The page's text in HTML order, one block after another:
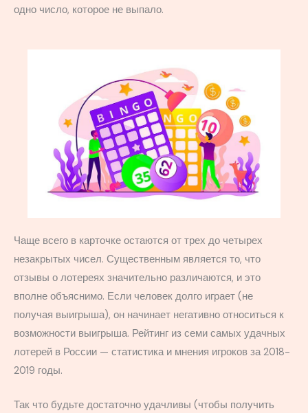
одно число, которое не выпало.
Чаще всего в карточке остаются от трех до четырех
незакрытых чисел. Существенным является то, что
отзывы о лотереях значительно различаются, и это
вполне объяснимо. Если человек долго играет (не
получая выигрыша), он начинает негативно относиться к
возможности выигрыша. Рейтинг из семи самых удачных
лотерей в России — статистика и мнения игроков за 2018-
2019 годы.
Так что будьте достаточно удачливы (чтобы получить